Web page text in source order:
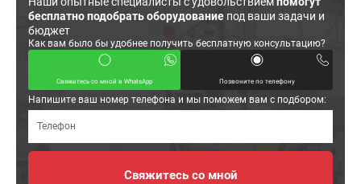
бесплатно подобрать оборудование под ваши задачи и
бюджет
Как вам было бы удобнее получить бесплатную консультацию?
Свяжитесь со мной в WhatsApp Позвоните по телефону
Напишите ваш номер телефона и мы поможем вам с подбором: